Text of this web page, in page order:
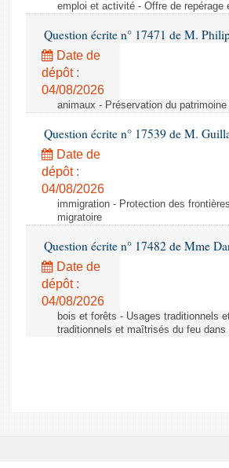
emploi et activité - Offre de repérage
Question écrite n° 17471 de M.
Date de
dépôt :
04/08/2026
animaux - Préservation du
Question écrite n° 17539 de M.
Date de
dépôt :
04/08/2026
immigration - Protection des
migratoire
Question écrite n° 17482 de Mme
Date de
dépôt :
04/08/2026
bois et forêts - Usages traditionnels
traditionnels et maîtrisés du feu